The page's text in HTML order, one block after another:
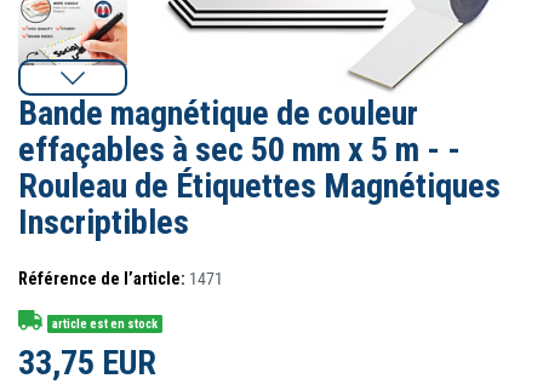
Bande magnétique de couleur
effaçables à sec 50 mm x 5 m - -
Rouleau de Étiquettes Magnétiques
Inscriptibles
Référence de l’article: 1471
article est en stock
33,75 EUR